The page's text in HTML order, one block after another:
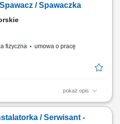
/ Spawaczka
fizyczna
umowa o pracę
pokaż opis
spawalniczych przy konstrukcjach
Naprawa i konserwacja sprzętu
/ Serwisant -